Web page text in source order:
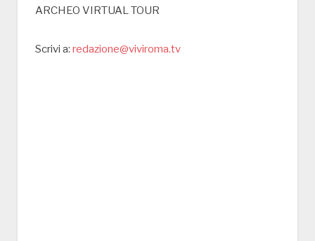
ARCHEO VIRTUAL TOUR
Scrivi a: redazione@viviroma.tv